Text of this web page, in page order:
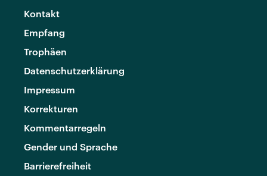
Kontakt
Empfang
Trophäen
Datenschutzerklärung
Impressum
Korrekturen
Kommentarregeln
Gender und Sprache
Barrierefreiheit